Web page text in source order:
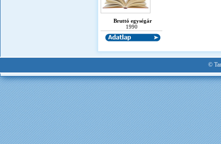
Bruttó egységár
1990
©